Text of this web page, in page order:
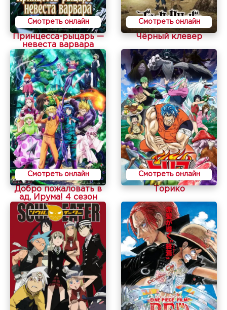
Смотреть онлайн
Принцесса-рыцарь —
невеста варвара
Смотреть онлайн
Чёрный клевер
Смотреть онлайн
Добро пожаловать в
ад, Ирума! 4 сезон
Смотреть онлайн
Торико